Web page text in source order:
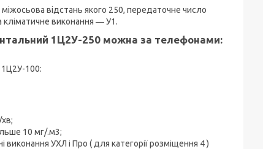
відстань якого 250, передаточне число
кліматичне виконання ― У1.
1Ц2У-250 можна за телефонами:
100:
10 мг/.м3;
виконання УХЛ і Про ( для категорії розміщення 4 )